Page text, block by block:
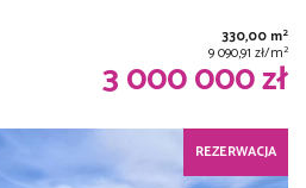
330,00 m2
9 090,91 zł/m2
3 000 000 zł
REZERWACJA